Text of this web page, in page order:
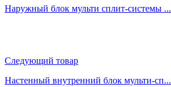
Наружный блок мульти сплит-системы ...
Следующий товар
Настенный внутренний блок мульти-сп...